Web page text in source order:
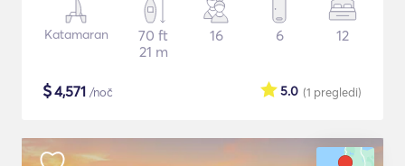
Katamaran
70 ft
21 m
16 6 12
$4,571 /noč (1 pregledi)
5.0